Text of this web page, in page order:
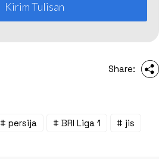
Kirim Tulisan
Share:
# persija # BRI Liga 1
# jis